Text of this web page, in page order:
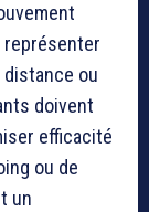
représenter
ou
doivent
efficacité
ou de
un